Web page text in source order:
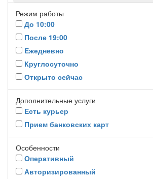
Режим работы
До 10:00
После 19:00
Ежедневно
Круглосуточно
Открыто сейчас
Дополнительные услуги
Есть курьер
Прием банковских карт
Особенности
Оперативный
Авторизированный